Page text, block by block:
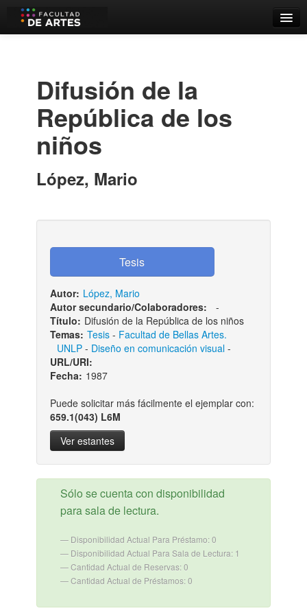
Estantes Virtuales
Difusión de la
República de los
niños
López, Mario
Autor: López, Mario
Autor secundario/Colaboradores:
-
Título: Difusión de la República de los niños
Temas: Tesis- Facultad de Bellas Artes.
UNLP- Diseño en comunicación visual-
URL/URI:
Fecha: 1987
Puede solicitar más fácilmente el ejemplar con:
659.1(043) L6M
Ver estantes
Sólo se cuenta con disponibilidad
para sala de lectura.
Disponibilidad Actual Para Préstamo: 0
Disponibilidad Actual Para Sala de Lectura: 1
Cantidad Actual de Reservas: 0
Cantidad Actual de Préstamos: 0